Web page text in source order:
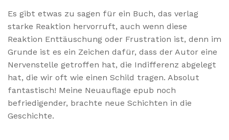
Es gibt etwas zu sagen für ein Buch, das verlag
starke Reaktion hervorruft, auch wenn diese
Reaktion Enttäuschung oder Frustration ist, denn im
Grunde ist es ein Zeichen dafür, dass der Autor eine
Nervenstelle getroffen hat, die Indifferenz abgelegt
hat, die wir oft wie einen Schild tragen. Absolut
fantastisch! Meine Neuauflage epub noch
befriedigender, brachte neue Schichten in die
Geschichte.